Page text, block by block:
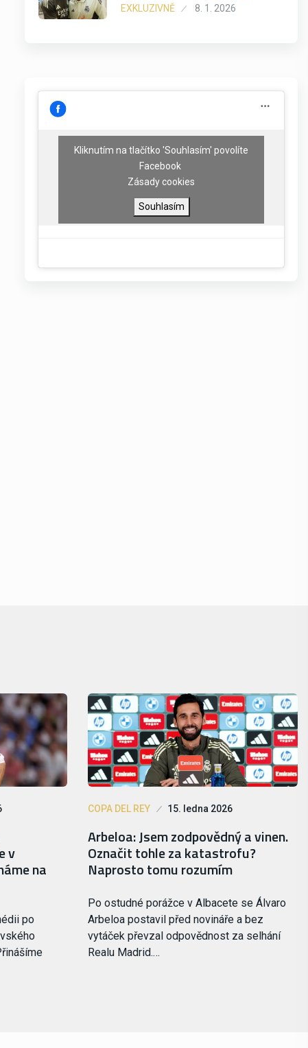
EXKLUZIVNĚ 8. 1. 2026
Kliknutím na tlačítko 'Souhlasím' povolíte
Facebook
Zásady cookies
Souhlasím
v
na
po
COPA DEL REY 15. ledna 2026
Arbeloa: Jsem zodpovědný a vinen.
Označit tohle za katastrofu?
Naprosto tomu rozumím
Po ostudné porážce v Albacete se Álvaro
Arbeloa postavil před novináře a bez
vytáček převzal odpovědnost za selhání
Realu Madrid.…